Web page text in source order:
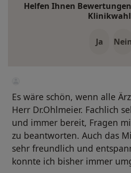
Helfen Ihnen
Ja Nein
Es wäre schön, wenn alle
Herr Dr.Ohlmeier. Fachlich
und immer bereit, Fragen
zu beantworten. Auch das
sehr freundlich und
konnte ich bisher immer